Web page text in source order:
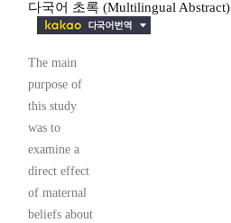
다국어 초록 (Multilingual Abstract)
The main
purpose of
this study
was to
examine a
direct effect
of maternal
beliefs about